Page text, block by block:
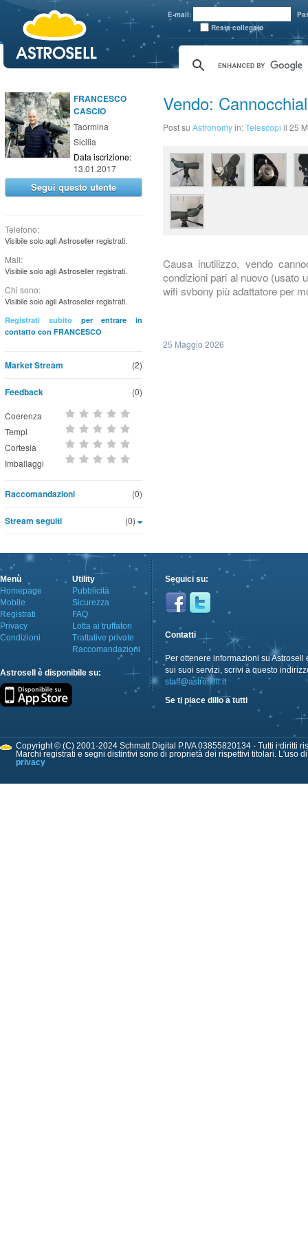
E-mail:
Resta collegato
FRANCESCO
CASCIO
Taormina
Sicilia
Data iscrizione:
13.01.2017
Segui questo utente
Telefono:
Visibile solo agli Astroseller registrati.
Mail:
Visibile solo agli Astroseller registrati.
Chi sono:
Visibile solo agli Astroseller registrati.
Registrati subitoper entrare in
contatto con FRANCESCO
(2)
Market Stream
Feedback (0)
Coerenza
Tempi
Cortesia
Imballaggi
(0)
Raccomandazioni
(0)
Stream seguiti
Vendo:
Post su Astronomyin:Telescopi il 25
Causa inutilizzo, vendo
condizioni pari al nuovo (usato
wifi svbony più adattatore per
25 Maggio 2026
Menù
Homepage
Mobile
Registrati
Privacy
Condizioni
Utility
Pubblicità
Sicurezza
FAQ
Lotta ai truffatori
Trattative private
Raccomandazioni
Astrosell è disponibile su:
Seguici su:
Contatti
Per ottenere informazioni su Astrosell
sui suoi servizi, scrivi a questo
staff@astrosell.it
Se ti piace dillo a tutti
Copyright © (C) 2001-2024 Schmatt Digital P.IVA 03855820134 - Tutti i diritti
Marchi registrati e segni distintivi sono di proprietà dei rispettivi titolari. L'uso
privacy